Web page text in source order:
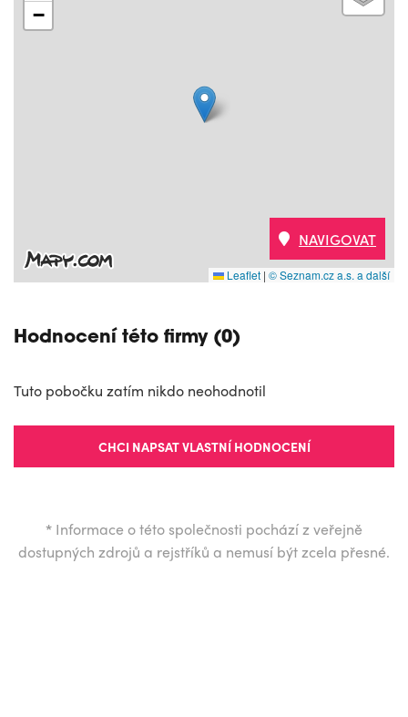
−
Leaflet | © Seznam.cz a.s. a další
NAVIGOVAT
Hodnocení této firmy (0)
Tuto pobočku zatím nikdo neohodnotil
CHCI NAPSAT VLASTNÍ HODNOCENÍ
* Informace o této společnosti pochází z veřejně
dostupných zdrojů a rejstříků a nemusí být zcela přesné.